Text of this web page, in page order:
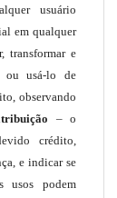
usuário
em qualquer
transformar e
ou usá-lo de
observando
– o
crédito,
e indicar se
usos podem